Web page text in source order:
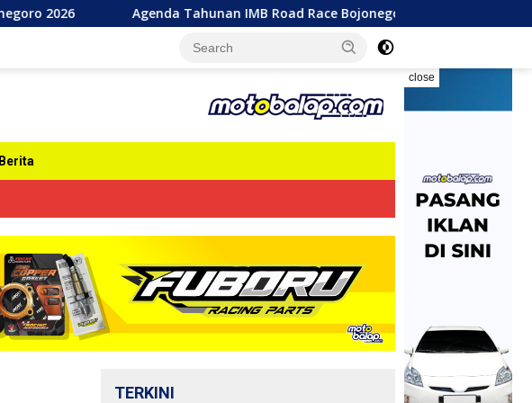
Agenda Tahunan IMB Road Race Bojonegoro 2026 Berlangsung Sengit! 300
close
Berita
TERKINI